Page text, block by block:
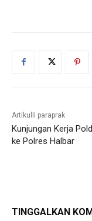
Artikulli paraprak
Kunjungan Kerja
ke Polres Halbar
TINGGALKAN